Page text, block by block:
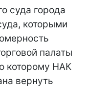
суда города
которыми
палаты
которому НАК
вернуть